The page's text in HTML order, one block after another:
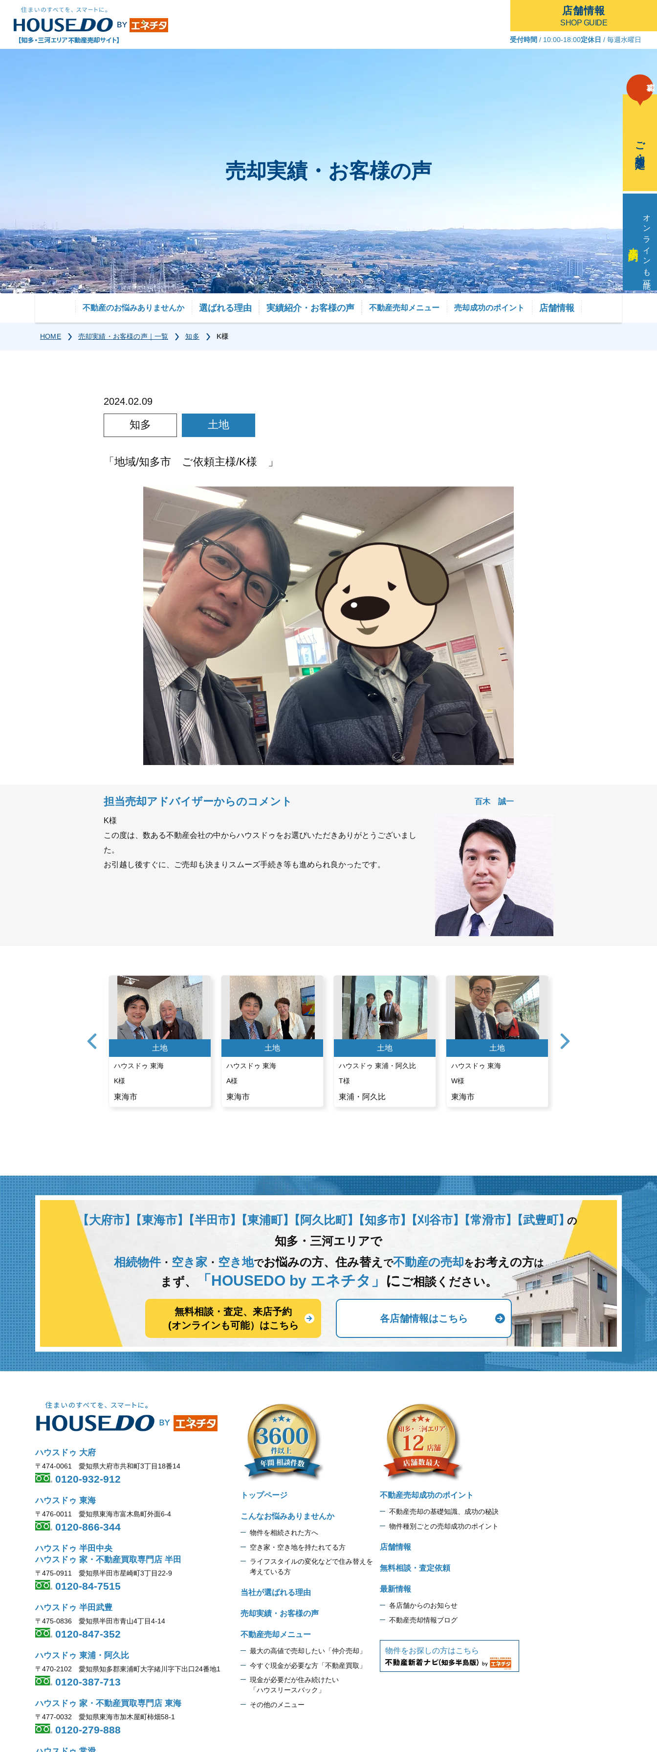
店舗情報
SHOP GUIDE
受付時間 / 10:00-18:00定休日 / 毎週水曜日
ご相談・査定
オンラインも可能
売却実績・お客様の声
不動産のお悩みありませんか 選ばれる理由 実績紹介・お客様の声 不動産売却メニュー 売却成功のポイント 店舗情報
HOME 売却実績・お客様の声｜一覧 知多 K様
2024.02.09
知多 土地
「地域/知多市 ご依頼主様/K様 」
担当売却アドバイザーからのコメント
K様
この度は、数ある不動産会社の中からハウスドゥをお選びいただきありがとうございまし
た。
お引越し後すぐに、ご売却も決まりスムーズ手続き等も進められ良かったです。
百木 誠一
土地
ハウスドゥ 東海
K様
東海市
土地
ハウスドゥ 東海
A様
東海市
土地
ハウスドゥ 東浦・阿久比
T様
東浦・阿久比
土地
ハウスドゥ 東海
W様
東海市
【大府市】 【東海市】 【半田市】 【東浦町】 【阿久比町】 【知多市】 【刈谷市】 【常滑市】 【武豊町】の
知多・三河エリアで
相続物件･ 空き家 ･ 空き地でお悩みの方、住み替え で不動産の売却をお考えの方は
まず、 「HOUSEDO by エネチタ」 にご相談ください。
無料相談・査定、来店予約
(オンラインも可能）はこちら
各店舗情報はこちら
ハウスドゥ 大府
〒474-0061 愛知県大府市共和町3丁目18番14
0120-932-912
ハウスドゥ 東海
〒476-0011 愛知県東海市富木島町外面6-4
0120-866-344
ハウスドゥ 半田中央
ハウスドゥ 家・不動産買取専門店 半田
〒475-0911 愛知県半田市星崎町3丁目22-9
0120-84-7515
ハウスドゥ 半田武豊
〒475-0836 愛知県半田市青山4丁目4-14
0120-847-352
ハウスドゥ 東浦・阿久比
〒470-2102 愛知県知多郡東浦町大字緒川字下出口24番地1
0120-387-713
ハウスドゥ 家・不動産買取専門店 東海
〒477-0032 愛知県東海市加木屋町柿畑58-1
0120-279-888
トップページ
こんなお悩みありませんか
物件を相続された方へ
空き家・空き地を持たれてる方
ライフスタイルの変化などで住み替えを
考えている方
当社が選ばれる理由
売却実績・お客様の声
不動産売却メニュー
最大の高値で売却したい「仲介売却」
今すぐ現金が必要な方「不動産買取」
現金が必要だが住み続けたい
「ハウスリースバック」
その他のメニュー
不動産売却成功のポイント
不動産売却の基礎知識、成功の秘訣
物件種別ごとの売却成功のポイント
店舗情報
無料相談・査定依頼
最新情報
各店舗からのお知らせ
不動産売却情報ブログ
物件をお探しの方はこちら